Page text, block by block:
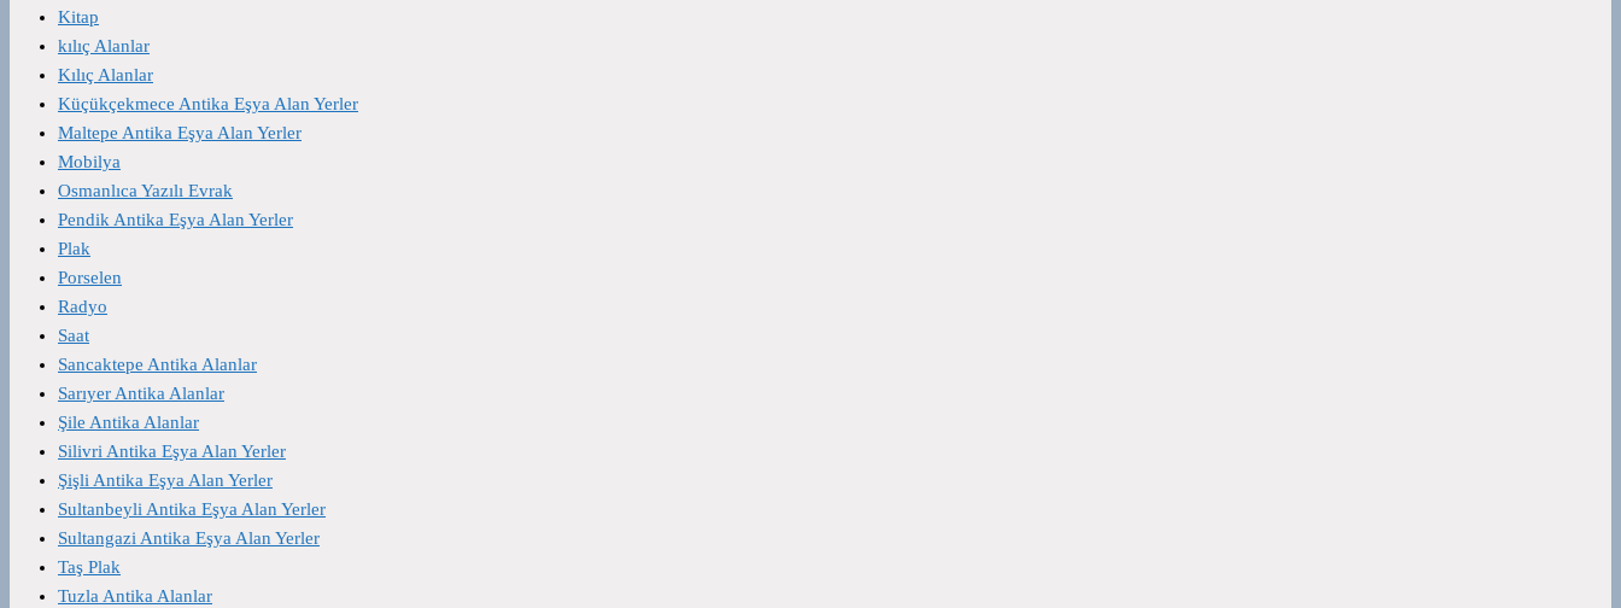
Kitap
kılıç Alanlar
Kılıç Alanlar
Küçükçekmece Antika Eşya Alan Yerler
Maltepe Antika Eşya Alan Yerler
Mobilya
Osmanlıca Yazılı Evrak
Pendik Antika Eşya Alan Yerler
Plak
Porselen
Radyo
Saat
Sancaktepe Antika Alanlar
Sarıyer Antika Alanlar
Şile Antika Alanlar
Silivri Antika Eşya Alan Yerler
Şişli Antika Eşya Alan Yerler
Sultanbeyli Antika Eşya Alan Yerler
Sultangazi Antika Eşya Alan Yerler
Taş Plak
Tuzla Antika Alanlar